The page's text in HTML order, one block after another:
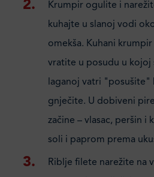
Krumpir ogulite i
kuhajte u slanoj vodi
omekša. Kuhani
vratite u posudu u kojoj
laganoj vatri "posušite"
gnječite. U dobiveni
začine – vlasac, peršin i
soli i paprom prema
Riblje filete narežite na